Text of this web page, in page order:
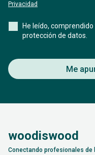
Privacidad
He leído,
protección de datos.
Me
woodiswood
Conectando profesionales de